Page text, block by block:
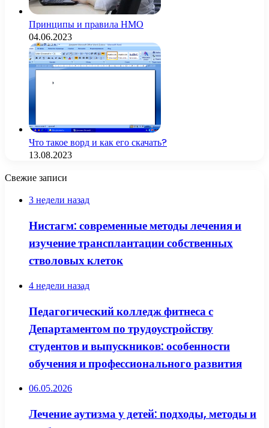
Принципы и правила НМО
04.06.2023
Что такое ворд и как его скачать?
13.08.2023
Свежие записи
3 недели назад
Нистагм: современные методы лечения и
изучение трансплантации собственных
стволовых клеток
4 недели назад
Педагогический колледж фитнеса с
Департаментом по трудоустройству
студентов и выпускников: особенности
обучения и профессионального развития
06.05.2026
Лечение аутизма у детей: подходы, методы и